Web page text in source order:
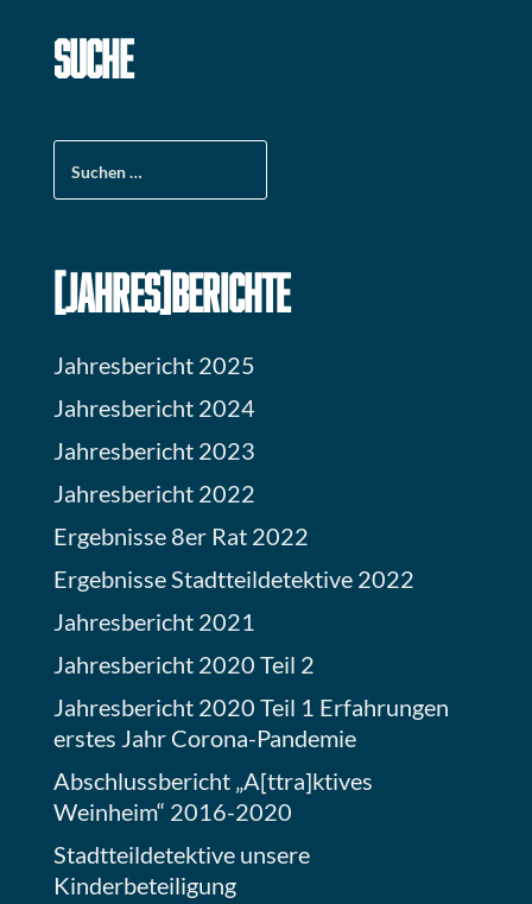
SUCHE
[JAHRES]BERICHTE
Jahresbericht 2025
Jahresbericht 2024
Jahresbericht 2023
Jahresbericht 2022
Ergebnisse 8er Rat 2022
Ergebnisse Stadtteildetektive 2022
Jahresbericht 2021
Jahresbericht 2020 Teil 2
Jahresbericht 2020 Teil 1 Erfahrungen
erstes Jahr Corona-Pandemie
Abschlussbericht „A[ttra]ktives
Weinheim“ 2016-2020
Stadtteildetektive unsere
Kinderbeteiligung